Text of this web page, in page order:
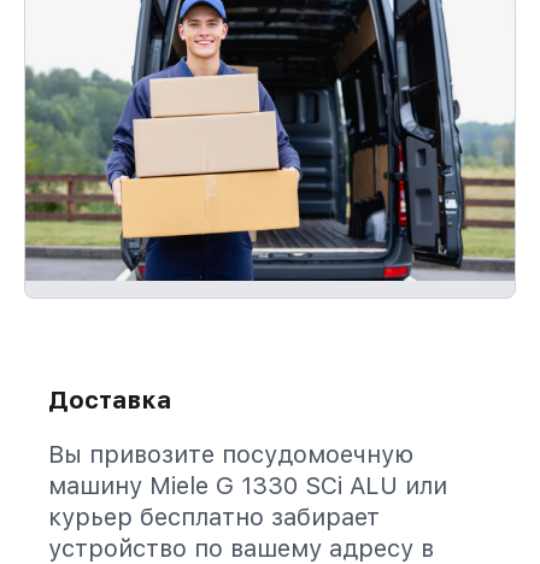
Доставка
Вы привозите посудомоечную
машину Miele G 1330 SCi ALU или
курьер бесплатно забирает
устройство по вашему адресу в